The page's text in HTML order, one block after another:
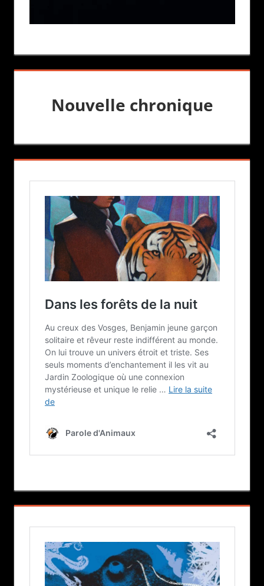
Nouvelle chronique